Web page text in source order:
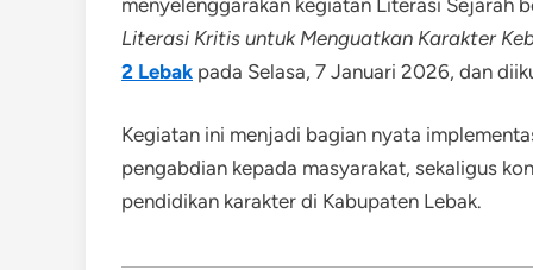
Literasi Kritis untuk Menguatkan Karakter
2 Lebak pada Selasa, 7 Januari 2026, dan
Kegiatan ini menjadi bagian nyata
pengabdian kepada masyarakat, sekaligus
pendidikan karakter di Kabupaten Lebak.